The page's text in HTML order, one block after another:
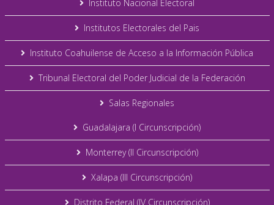
Instituto Nacional Electoral
Institutos Electorales del Pais
Instituto Coahuilense de Acceso a la Información Pública
Tribunal Electoral del Poder Judicial de la Federación
Salas Regionales
Guadalajara (I Circunscripción)
Monterrey (II Circunscripción)
Xalapa (III Circunscripción)
Distrito Federal (IV Circunscripción)